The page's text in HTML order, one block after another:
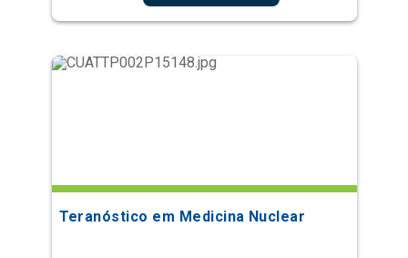
Teranóstico em Medicina Nuclear